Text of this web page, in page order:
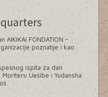
AIKIKAI FONDATION -
poznatije i kao
ispita za dan
Uešibe i Yudansha